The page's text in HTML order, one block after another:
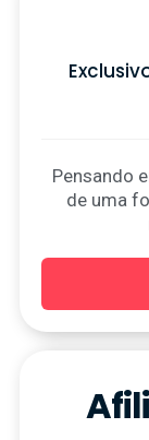
Pensando
de uma